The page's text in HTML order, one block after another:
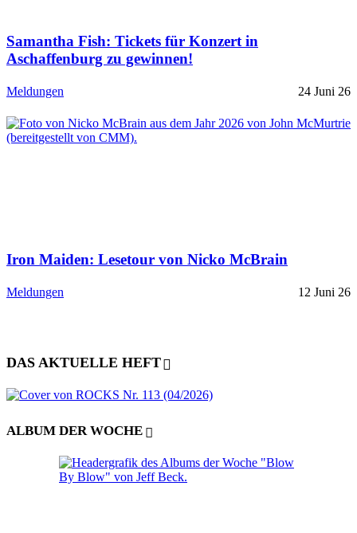
Samantha Fish: Tickets für Konzert in
Aschaffenburg zu gewinnen!
Meldungen 24 Juni 26
Iron Maiden: Lesetour von Nicko McBrain
Meldungen 12 Juni 26
DAS AKTUELLE HEFT
ALBUM DER WOCHE